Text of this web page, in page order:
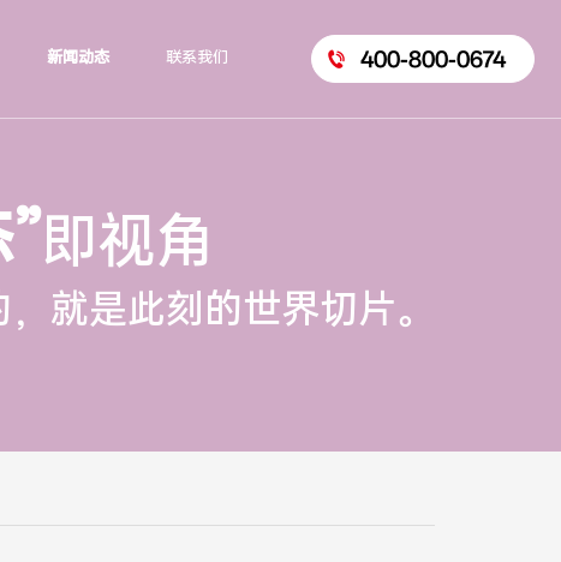
新闻动态 联系我们 400-800-0674
即视角
就是此刻的世界切片。